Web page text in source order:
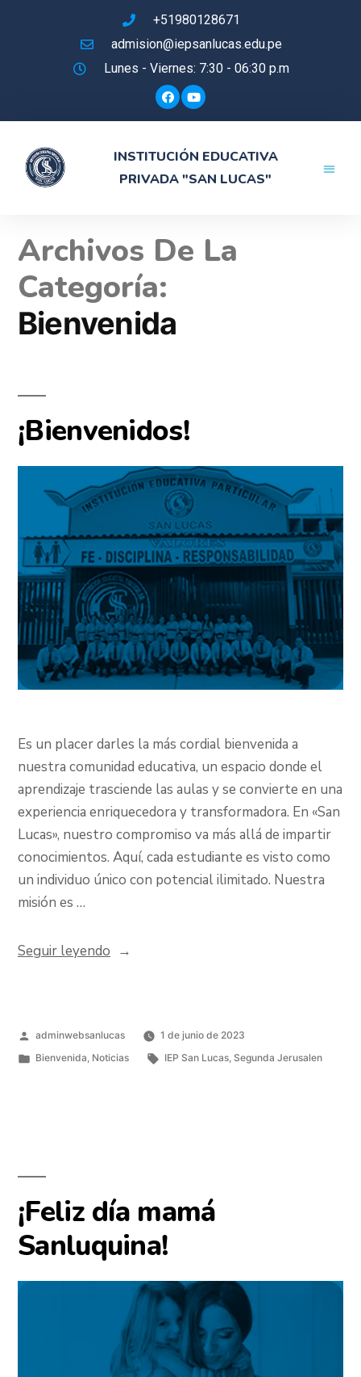
+51980128671
admision@iepsanlucas.edu.pe
Lunes - Viernes: 7:30 - 06:30 p.m
INSTITUCIÓN EDUCATIVA
PRIVADA "SAN LUCAS"
Archivos De La
Categoría:
Bienvenida
¡Bienvenidos!
Es un placer darles la más cordial bienvenida a
nuestra comunidad educativa, un espacio donde el
aprendizaje trasciende las aulas y se convierte en una
experiencia enriquecedora y transformadora. En «San
Lucas», nuestro compromiso va más allá de impartir
conocimientos. Aquí, cada estudiante es visto como
un individuo único con potencial ilimitado. Nuestra
misión es …
Seguir leyendo
adminwebsanlucas
1 de junio de 2023
Bienvenida, Noticias IEP San Lucas, Segunda Jerusalen
¡Feliz día mamá
Sanluquina!